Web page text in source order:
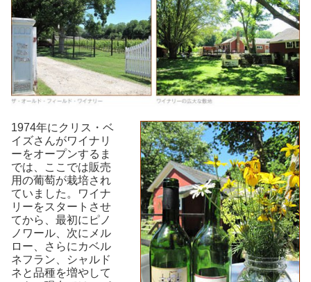
1974年にクリス・ベ
イズさんがワイナリ
ーをオープンするま
では、ここでは販売
用の葡萄が栽培され
ていました。ワイナ
リーをスタートさせ
てから、最初にピノ
ノワール、次にメル
ロー、さらにカベル
ネフラン、シャルド
ネと品種を増やして